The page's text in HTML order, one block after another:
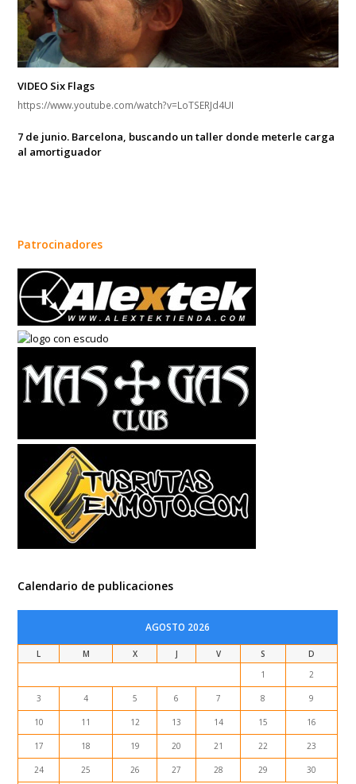
VIDEO Six Flags
https://www.youtube.com/watch?v=LoTSERJd4UI
7 de junio. Barcelona, buscando un taller donde meterle carga
al amortiguador
Patrocinadores
Calendario de publicaciones
AGOSTO 2026
L M X J V S
D
1
2
3 4 5 6 7 8 9
10 11 12 13 14 15 16
17 18 19 20 21 22 23
24 25 26 27 28 29 30